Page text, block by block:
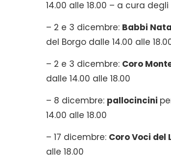
14.00 alle 18.00 – a cura
– 2 e 3 dicembre: Babbi
del Borgo dalle 14.00 alle
– 2 e 3 dicembre: Coro
dalle 14.00 alle 18.00
– 8 dicembre: pallocincini
14.00 alle 18.00
– 17 dicembre: Coro Voci del
alle 18.00